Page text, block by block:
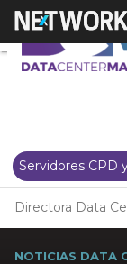
Servidores CPD
Directora Data
NOTICIAS DATA